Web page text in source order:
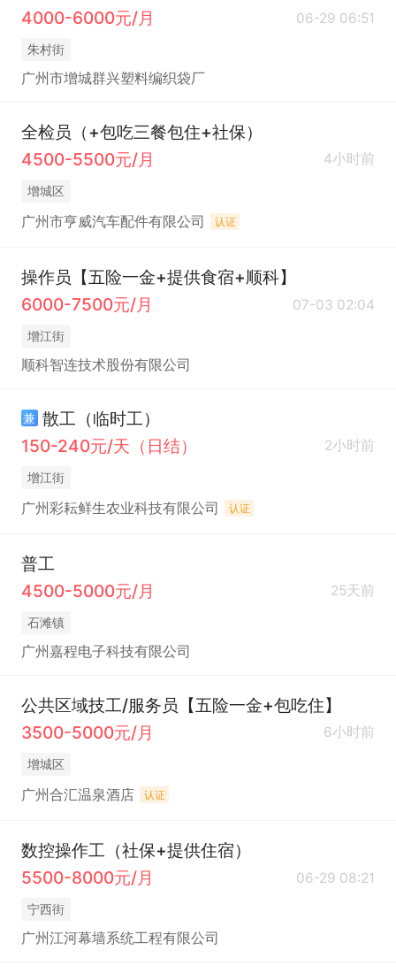
4000-6000元/月
06-29 06:51
朱村街
广州市增城群兴塑料编织袋厂
全检员（+包吃三餐包住+社保）
4500-5500元/月
4小时前
增城区
广州市亨威汽车配件有限公司 认证
操作员【五险一金+提供食宿+顺科】
6000-7500元/月
07-03 02:04
增江街
顺科智连技术股份有限公司
兼 散工（临时工）
150-240元/天（日结）
2小时前
增江街
广州彩耘鲜生农业科技有限公司 认证
普工
4500-5000元/月
25天前
石滩镇
广州嘉程电子科技有限公司
公共区域技工/服务员【五险一金+包吃住】
3500-5000元/月
6小时前
增城区
广州合汇温泉酒店 认证
数控操作工（社保+提供住宿）
5500-8000元/月
06-29 08:21
宁西街
广州江河幕墙系统工程有限公司